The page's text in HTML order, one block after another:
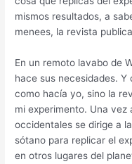
mismos resultados, a
menees, la revista
En un remoto lavabo de
hace sus necesidades.
como hacía yo, sino la
mi experimento. Una vez
occidentales se dirige a
sótano para replicar el
en otros lugares del